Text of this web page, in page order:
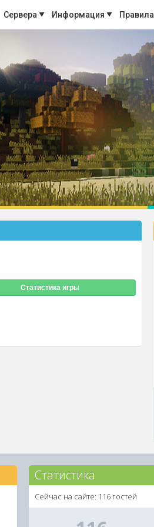
Сервера Информация Правила
Статистика игры
Статистика
Сейчас на сайте: 116 гостей